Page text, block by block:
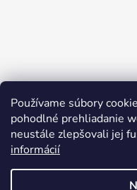
Používame súbory
pohodlné prehliadanie
neustále zlepšovali jej
informácií
Sledovať na